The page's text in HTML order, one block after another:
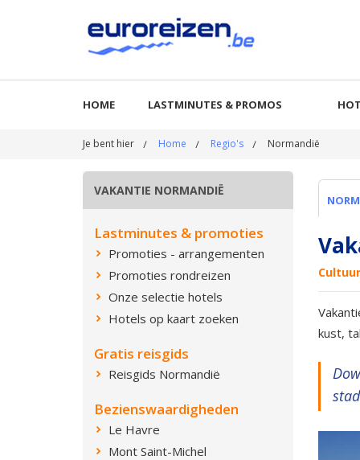
HOME LASTMINUTES & PROMOS
Je bent hier Home Regio's Normandië
VAKANTIE NORMANDIË
Lastminutes & promoties
Promoties - arrangementen
Promoties rondreizen
Onze selectie hotels
Hotels op kaart zoeken
Gratis reisgids
Reisgids Normandië
Bezienswaardigheden
Le Havre
Mont Saint-Michel
kust,